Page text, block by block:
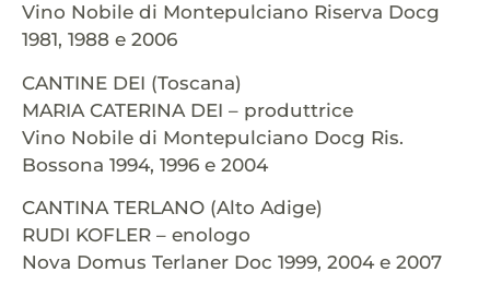
Vino Nobile di Montepulciano Riserva Docg
1981, 1988 e 2006
CANTINE DEI (Toscana)
MARIA CATERINA DEI – produttrice
Vino Nobile di Montepulciano Docg Ris.
Bossona 1994, 1996 e 2004
CANTINA TERLANO (Alto Adige)
RUDI KOFLER – enologo
Nova Domus Terlaner Doc 1999, 2004 e 2007